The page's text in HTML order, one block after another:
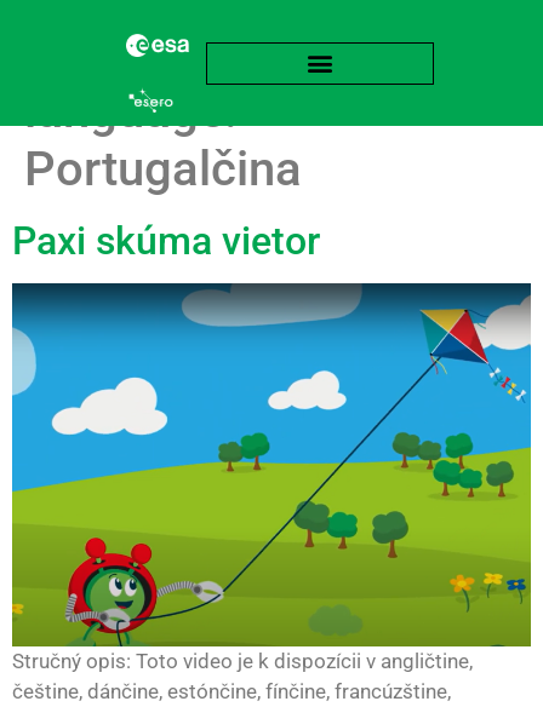
language:
Portugalčina
Paxi skúma vietor
Stručný opis: Toto video je k dispozícii v angličtine,
češtine, dánčine, estónčine, fínčine, francúzštine,